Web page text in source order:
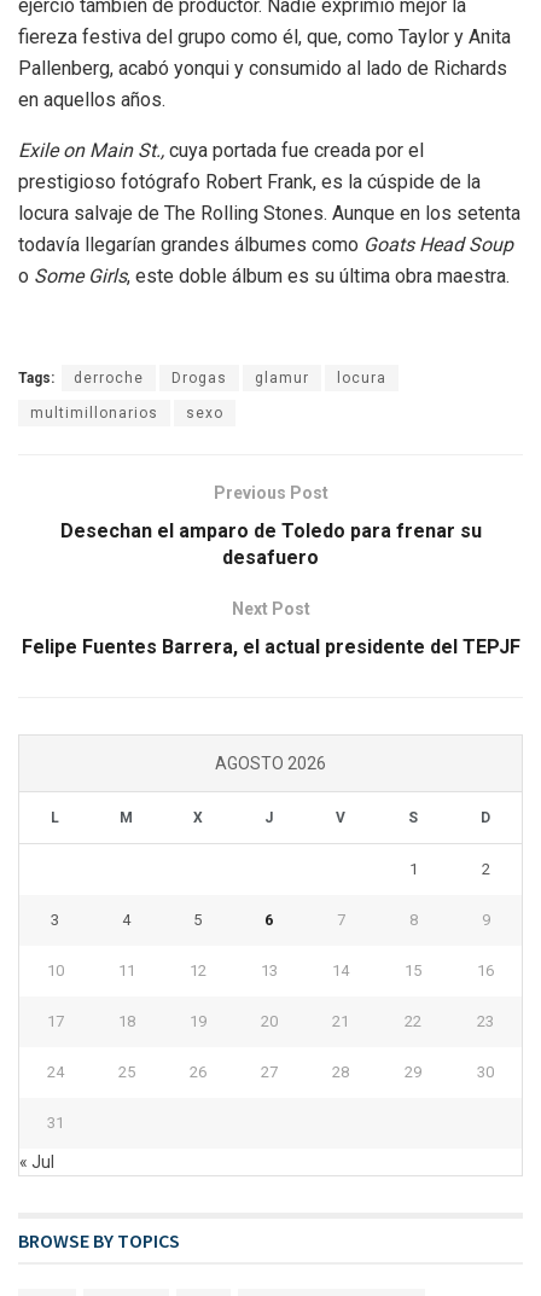
ejerció también de productor. Nadie exprimió mejor la
fiereza festiva del grupo como él, que, como Taylor y Anita
Pallenberg, acabó yonqui y consumido al lado de Richards
en aquellos años.
Exile on Main St., cuya portada fue creada por el
prestigioso fotógrafo Robert Frank, es la cúspide de la
locura salvaje de The Rolling Stones. Aunque en los setenta
todavía llegarían grandes álbumes como Goats Head Soup
o Some Girls, este doble álbum es su última obra maestra.
Tags: derroche Drogas glamur locura
multimillonarios sexo
Previous Post
Desechan el amparo de Toledo para frenar su
desafuero
Next Post
Felipe Fuentes Barrera, el actual presidente del TEPJF
AGOSTO 2026
L M X J V S D
1 2
3 4 5 6 7 8 9
10 11 12 13 14 15 16
17 18 19 20 21 22 23
24 25 26 27 28 29 30
31
« Jul
BROWSE BY TOPICS